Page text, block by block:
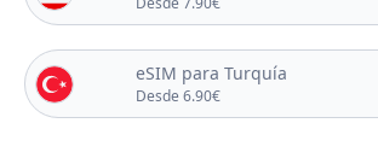
eSIM para Turquía
Desde 6.90€